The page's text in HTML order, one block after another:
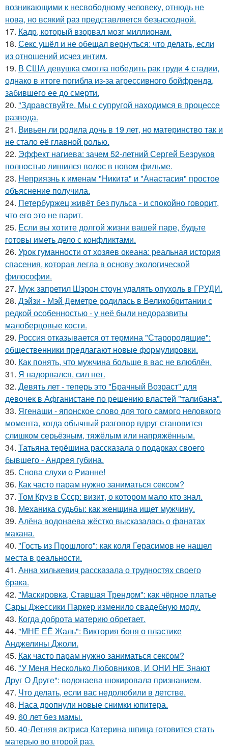
возникающими к несвободному человеку, отнюдь не
нова, но всякий раз представляется безысходной.
17. Кадр, который взорвал мозг миллионам.
18. Секс ушёл и не обещал вернуться: что делать, если
из отношений исчез интим.
19. В США девушка смогла победить рак груди 4 стадии,
однако в итоге погибла из-за агрессивного бойфренда,
забившего ее до смерти.
20. "Здравствуйте. Mы с супругой находимся в процессе
развода.
21. Вивьен ли родила дочь в 19 лет, но материнство так и
не стало её главной ролью.
22. Эффект нагиева: зачем 52-летний Сергей Безруков
полностью лишился волос в новом фильме.
23. Неприязнь к именам "Никита" и "Анастасия" простое
объяснение получила.
24. Петербуржец живёт без пульса - и спокойно говорит,
что его это не парит.
25. Eсли вы хотите долгой жизни вашей паре, будьте
готовы иметь дело с конфликтами.
26. Урок гуманности от хозяев океана: реальная история
спасения, которая легла в основу экологической
философии.
27. Муж запретил Шэрон стоун удалять опухоль в ГРУДИ.
28. Дэйзи - Мэй Деметре родилась в Великобритании с
редкой особенностью - у неё были недоразвиты
малоберцовые кости.
29. Россия отказывается от термина "Старородящие":
общественники предлагают новые формулировки.
30. Как понять, что мужчина больше в вас не влюблён.
31. Я надорвался, сил нет.
32. Девять лет - теперь это "Брачный Возраст" для
девочек в Афганистане по решению властей "талибана".
33. Ягенаши - японское слово для того самого неловкого
момента, когда обычный разговор вдруг становится
слишком серьёзным, тяжёлым или напряжённым.
34. Татьяна терёшина рассказала о подарках своего
бывшего - Андрея губина.
35. Снова слухи о Рианне!
36. Как часто парам нужно заниматься сексом?
37. Том Круз в Ссср: визит, о котором мало кто знал.
38. Механика судьбы: как женщина ищет мужчину.
39. Алёна водонаева жёстко высказалась о фанатах
макана.
40. "Гость из Прошлого": как коля Герасимов не нашел
места в реальности.
41. Анна хилькевич рассказала о трудностях своего
брака.
42. "Маскировка, Ставшая Трендом": как чёрное платье
Сары Джессики Паркер изменило свадебную моду.
43. Когда доброта материю обретает.
44. "МНЕ ЕЁ Жаль": Виктория боня о пластике
Анджелины Джоли.
45. Как часто парам нужно заниматься сексом?
46. "У Меня Несколько Любовников, И ОНИ НЕ Знают
Друг О Друге": водонаева шокировала признанием.
47. Что делать, если вас недолюбили в детстве.
48. Наса дропнули новые снимки юпитера.
49. 60 лет без мамы.
50. 40-Летняя актриса Катерина шпица готовится стать
матерью во второй раз.